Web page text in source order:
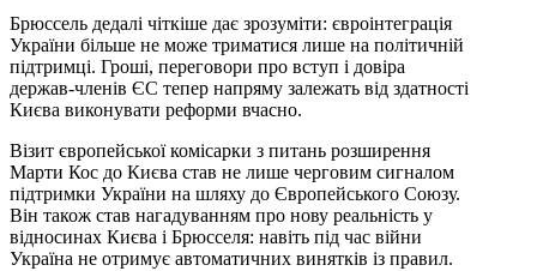
Брюссель дедалі чіткіше дає зрозуміти: євроінтеграція
України більше не може триматися лише на політичній
підтримці. Гроші, переговори про вступ і довіра
держав-членів ЄС тепер напряму залежать від здатності
Києва виконувати реформи вчасно.
Візит європейської комісарки з питань розширення
Марти Кос до Києва став не лише черговим сигналом
підтримки України на шляху до Європейського Союзу.
Він також став нагадуванням про нову реальність у
відносинах Києва і Брюсселя: навіть під час війни
Україна не отримує автоматичних винятків із правил.